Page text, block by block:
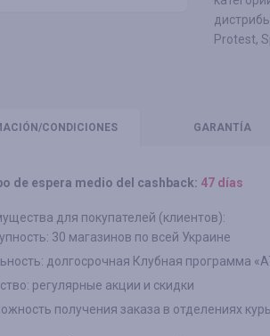
Protest,
/CONDICIONES GARANTÍA
de espera medio del cashback: 47 días
для покупателей (клиентов):
30 магазинов по всей Украине
долгосрочная Клубная программа
регулярные акции и скидки
получения заказа в отделениях